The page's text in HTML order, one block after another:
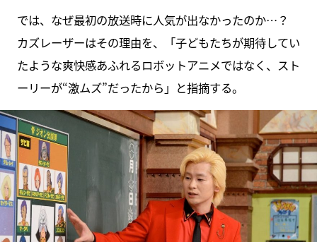
では、なぜ最初の放送時に人気が出なかったのか…？
カズレーザーはその理由を、「子どもたちが期待してい
たような爽快感あふれるロボットアニメではなく、スト
ーリーが“激ムズ”だったから」と指摘する。